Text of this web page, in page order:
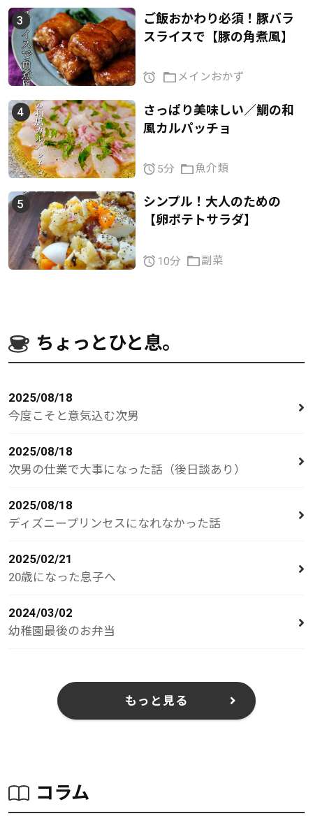
ご飯おかわり必須！豚バラ
スライスで【豚の角煮風】
メインおかず
さっぱり美味しい／鯛の和
風カルパッチョ
5分 魚介類
シンプル！大人のための
【卵ポテトサラダ】
10分 副菜
ちょっとひと息。
2025/08/18
今度こそと意気込む次男
2025/08/18
次男の仕業で大事になった話（後日談あり）
2025/08/18
ディズニープリンセスになれなかった話
2025/02/21
20歳になった息子へ
2024/03/02
幼稚園最後のお弁当
もっと見る
コラム